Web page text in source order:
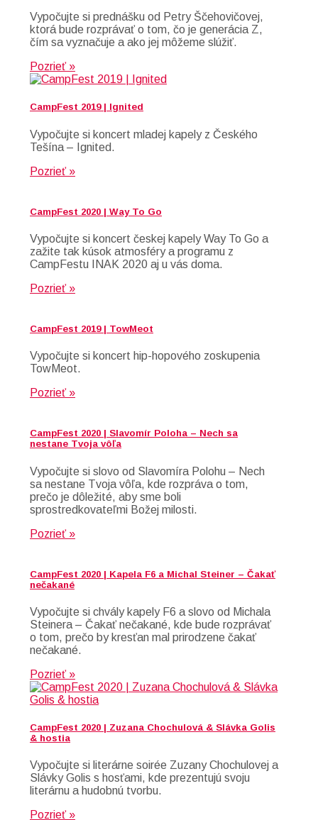
Vypočujte si prednášku od Petry Ščehovičovej,
ktorá bude rozprávať o tom, čo je generácia Z,
čím sa vyznačuje a ako jej môžeme slúžiť.
Pozrieť »
CampFest 2019 | Ignited
Vypočujte si koncert mladej kapely z Českého
Tešína – Ignited.
Pozrieť »
CampFest 2020 | Way To Go
Vypočujte si koncert českej kapely Way To Go a
zažite tak kúsok atmosféry a programu z
CampFestu INAK 2020 aj u vás doma.
Pozrieť »
CampFest 2019 | TowMeot
Vypočujte si koncert hip-hopového zoskupenia
TowMeot.
Pozrieť »
CampFest 2020 | Slavomír Poloha – Nech sa
nestane Tvoja vôľa
Vypočujte si slovo od Slavomíra Polohu – Nech
sa nestane Tvoja vôľa, kde rozpráva o tom,
prečo je dôležité, aby sme boli
sprostredkovateľmi Božej milosti.
Pozrieť »
CampFest 2020 | Kapela F6 a Michal Steiner – Čakať
nečakané
Vypočujte si chvály kapely F6 a slovo od Michala
Steinera – Čakať nečakané, kde bude rozprávať
o tom, prečo by kresťan mal prirodzene čakať
nečakané.
Pozrieť »
CampFest 2020 | Zuzana Chochulová & Slávka Golis
& hostia
Vypočujte si literárne soirée Zuzany Chochulovej a
Slávky Golis s hosťami, kde prezentujú svoju
literárnu a hudobnú tvorbu.
Pozrieť »